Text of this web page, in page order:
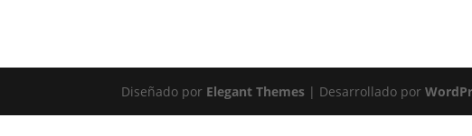
Diseñado por Elegant Themes | Desarrollado por